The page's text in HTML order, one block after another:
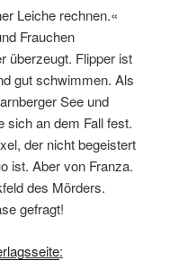
Leiche rechnen.«
Frauchen
überzeugt. Flipper ist
gut schwimmen. Als
See und
sich an dem Fall fest.
der nicht begeistert
ist. Aber von Franza.
des Mörders.
gefragt!
: